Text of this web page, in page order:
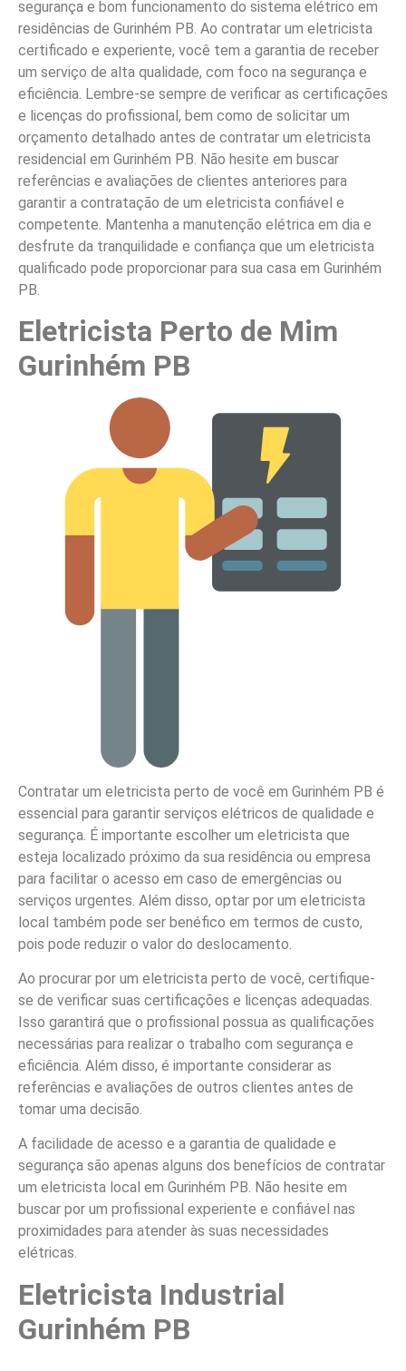
segurança e bom funcionamento do sistema elétrico em
residências de Gurinhém PB. Ao contratar um eletricista
certificado e experiente, você tem a garantia de receber
um serviço de alta qualidade, com foco na segurança e
eficiência. Lembre-se sempre de verificar as certificações
e licenças do profissional, bem como de solicitar um
orçamento detalhado antes de contratar um eletricista
residencial em Gurinhém PB. Não hesite em buscar
referências e avaliações de clientes anteriores para
garantir a contratação de um eletricista confiável e
competente. Mantenha a manutenção elétrica em dia e
desfrute da tranquilidade e confiança que um eletricista
qualificado pode proporcionar para sua casa em Gurinhém
PB.
Eletricista Perto de Mim
Gurinhém PB
Contratar um eletricista perto de você em Gurinhém PB é
essencial para garantir serviços elétricos de qualidade e
segurança. É importante escolher um eletricista que
esteja localizado próximo da sua residência ou empresa
para facilitar o acesso em caso de emergências ou
serviços urgentes. Além disso, optar por um eletricista
local também pode ser benéfico em termos de custo,
pois pode reduzir o valor do deslocamento.
Ao procurar por um eletricista perto de você, certifique-
se de verificar suas certificações e licenças adequadas.
Isso garantirá que o profissional possua as qualificações
necessárias para realizar o trabalho com segurança e
eficiência. Além disso, é importante considerar as
referências e avaliações de outros clientes antes de
tomar uma decisão.
A facilidade de acesso e a garantia de qualidade e
segurança são apenas alguns dos benefícios de contratar
um eletricista local em Gurinhém PB. Não hesite em
buscar por um profissional experiente e confiável nas
proximidades para atender às suas necessidades
elétricas.
Eletricista Industrial
Gurinhém PB